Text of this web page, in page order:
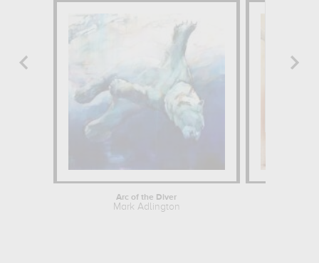
Arc of the Diver
Mark Adlington